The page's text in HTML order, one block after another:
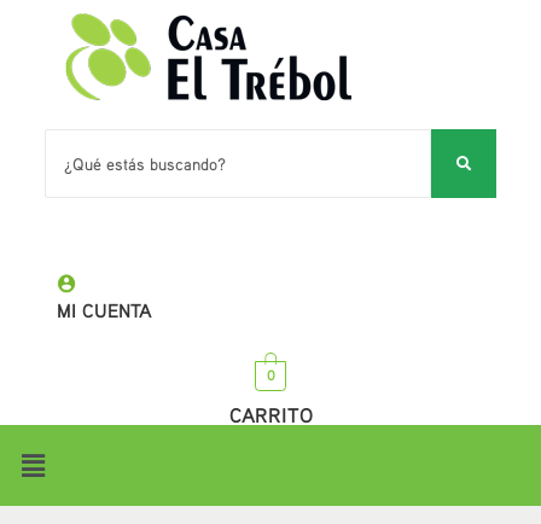
MI CUENTA
0
CARRITO